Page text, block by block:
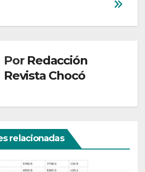
Por Redacción
Revista Chocó
relacionadas